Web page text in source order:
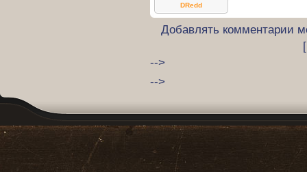
DRedd
Добавлять комментарии
-->
-->